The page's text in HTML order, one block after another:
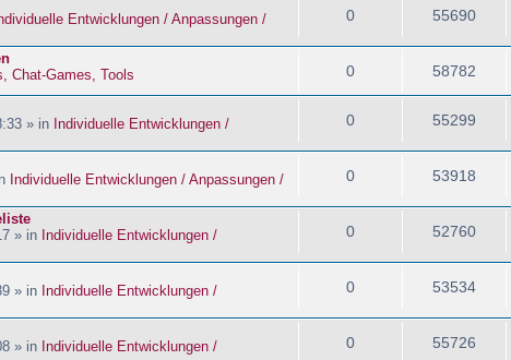
Entwicklungen / Anpassungen /
0 55690
Chat-Games, Tools 0 58782
» in Individuelle Entwicklungen /
0 55299
Individuelle Entwicklungen / Anpassungen /
0 53918
» in Individuelle Entwicklungen /
0 52760
» in Individuelle Entwicklungen /
0 53534
» in Individuelle Entwicklungen /
0 55726